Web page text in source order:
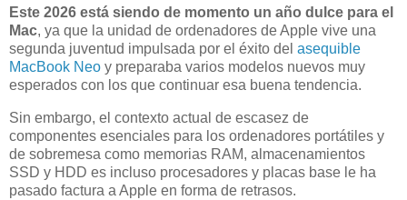
Este 2026 está siendo de momento un año dulce para el
Mac, ya que la unidad de ordenadores de Apple vive una
segunda juventud impulsada por el éxito del asequible
MacBook Neo y preparaba varios modelos nuevos muy
esperados con los que continuar esa buena tendencia.
Sin embargo, el contexto actual de escasez de
componentes esenciales para los ordenadores portátiles y
de sobremesa como memorias RAM, almacenamientos
SSD y HDD es incluso procesadores y placas base le ha
pasado factura a Apple en forma de retrasos.